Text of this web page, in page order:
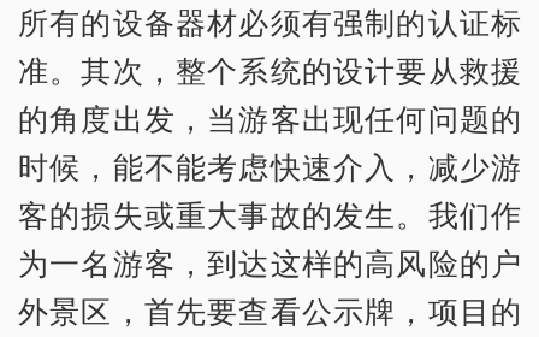
所有的设备器材必须有强制的认证标
准。其次，整个系统的设计要从救援
的角度出发，当游客出现任何问题的
时候，能不能考虑快速介入，减少游
客的损失或重大事故的发生。我们作
为一名游客，到达这样的高风险的户
外景区，首先要查看公示牌，项目的